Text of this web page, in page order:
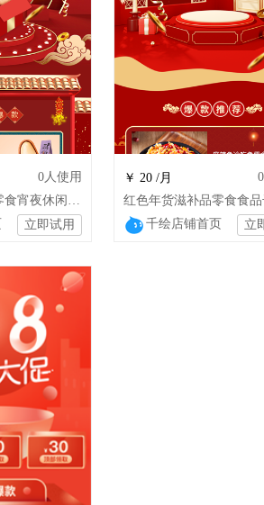
0人使用
红色年货滋补品零食宵夜休闲零食店铺模板
立即试用
￥ 20 /月 0
千绘店铺首页
立